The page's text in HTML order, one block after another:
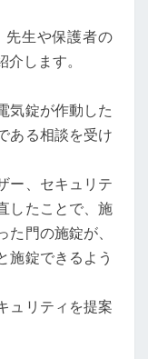
先生や保護者の
します。
気錠が作動した
ある相談を受け
ー、セキュリテ
したことで、施
門の施錠が、
施錠できるよう
ュリティを提案